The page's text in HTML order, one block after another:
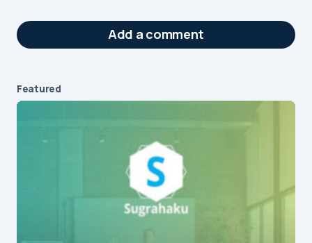
Add a comment
Featured